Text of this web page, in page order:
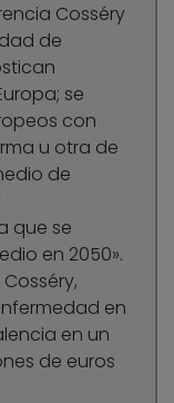
Cosséry
de
se
con
u otra de
de
que se
en 2050».
en
en un
de euros